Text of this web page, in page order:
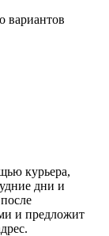
вариантов
курьера,
дни и
и предложит